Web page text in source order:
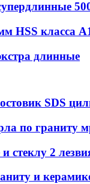
HSS класса
длинные
SDS
по граниту
стеклу 2
и